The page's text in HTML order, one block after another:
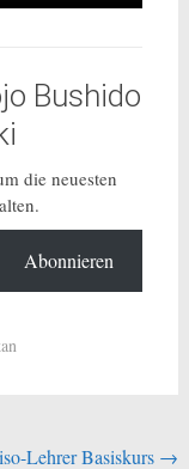
Bushido
die neuesten
Abonnieren
Lehrer Basiskurs →